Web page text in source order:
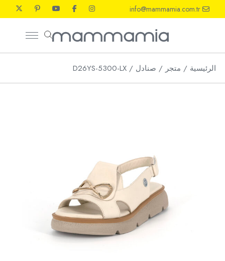
the
info@mammamia.com.tr
الرئيسية متجر صنادل D26YS-5300-LX